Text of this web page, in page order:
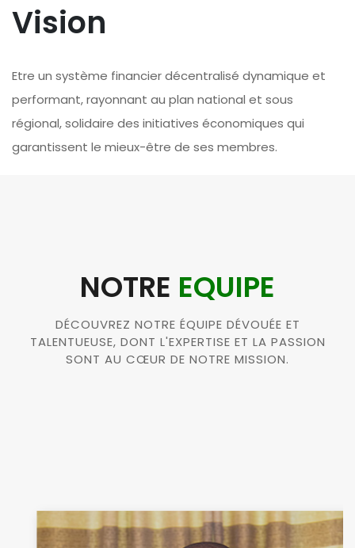
Vision
Etre un système financier décentralisé dynamique et
performant, rayonnant au plan national et sous
régional, solidaire des initiatives économiques qui
garantissent le mieux-être de ses membres.
NOTRE EQUIPE
DÉCOUVREZ NOTRE ÉQUIPE DÉVOUÉE ET
TALENTUEUSE, DONT L'EXPERTISE ET LA PASSION
SONT AU CŒUR DE NOTRE MISSION.